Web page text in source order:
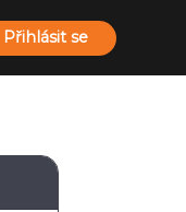
Přihlásit se